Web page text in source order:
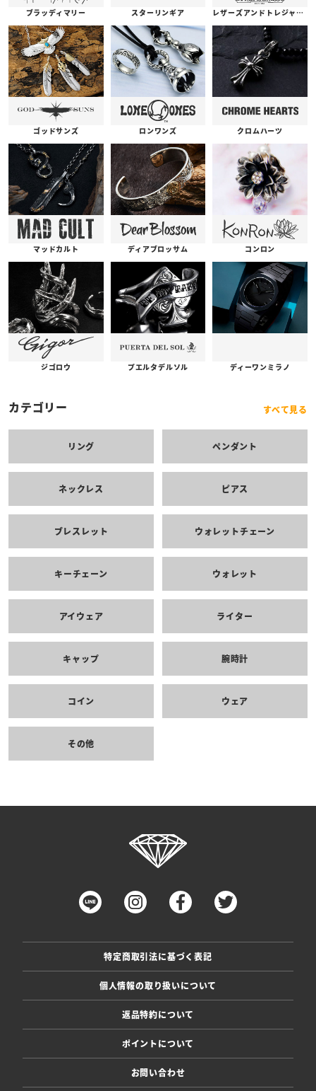
ブラッディマリー スターリンギア レザーズアンドトレジャーズ
ゴッドサンズ ロンワンズ クロムハーツ
マッドカルト ディアブロッサム コンロン
ジゴロウ プエルタデルソル ディーワンミラノ
カテゴリー すべて見る
リング ペンダント
ネックレス ピアス
ブレスレット ウォレットチェーン
キーチェーン ウォレット
アイウェア ライター
キャップ 腕時計
コイン ウェア
その他
特定商取引法に基づく表記
個人情報の取り扱いについて
返品特約について
ポイントについて
お問い合わせ